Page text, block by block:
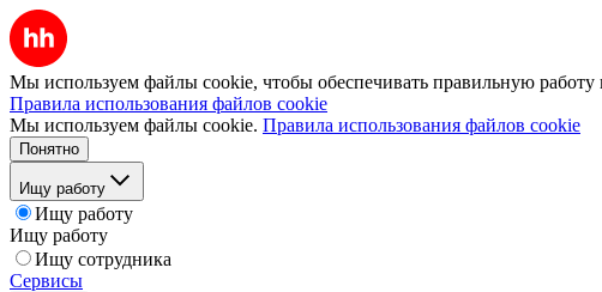
Мы используем файлы cookie, чтобы обеспечивать правильную работу
Правила использования файлов cookie
Мы используем файлы cookie. Правила использования файлов cookie
Понятно
Ищу работу
Ищу работу
Ищу работу
Ищу сотрудника
Сервисы